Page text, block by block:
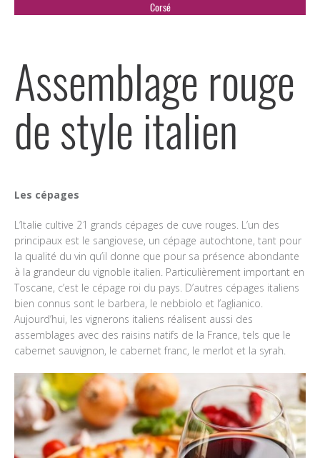
Corsé
Assemblage rouge
de style italien
Les cépages
L’Italie cultive 21 grands cépages de cuve rouges. L’un des
principaux est le sangiovese, un cépage autochtone, tant pour
la qualité du vin qu’il donne que pour sa présence abondante
à la grandeur du vignoble italien. Particulièrement important en
Toscane, c’est le cépage roi du pays. D’autres cépages italiens
bien connus sont le barbera, le nebbiolo et l’aglianico.
Aujourd’hui, les vignerons italiens réalisent aussi des
assemblages avec des raisins natifs de la France, tels que le
cabernet sauvignon, le cabernet franc, le merlot et la syrah.